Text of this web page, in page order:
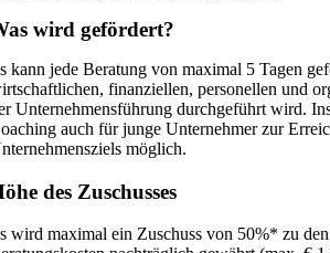
wird gefördert?
kann jede Beratung von maximal 5 Tagen
finanziellen, personellen und
Unternehmensführung durchgeführt wird. I
auch für junge Unternehmer zur
möglich.
des Zuschusses
wird maximal ein Zuschuss von 50%* zu